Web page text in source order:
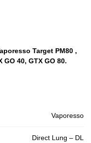
Target PM80 ,
GO 40, GTX GO 80.
Vaporesso
Direct Lung – DL